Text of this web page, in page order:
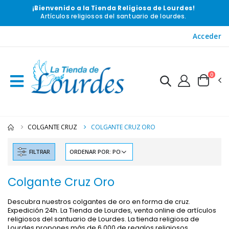
¡Bienvenido a la Tienda Religiosa de Lourdes!
Artículos religiosos del santuario de lourdes.
Acceder
0
COLGANTE CRUZ COLGANTE CRUZ ORO
FILTRAR
Colgante Cruz Oro
Descubra nuestros colgantes de oro en forma de cruz.
Expedición 24h. La Tienda de Lourdes, venta online de artículos
religiosos del santuario de Lourdes. La tienda religiosa de
-10% -20%